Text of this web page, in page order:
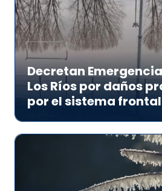
Decretan
Los Ríos por daños
por el sistema frontal